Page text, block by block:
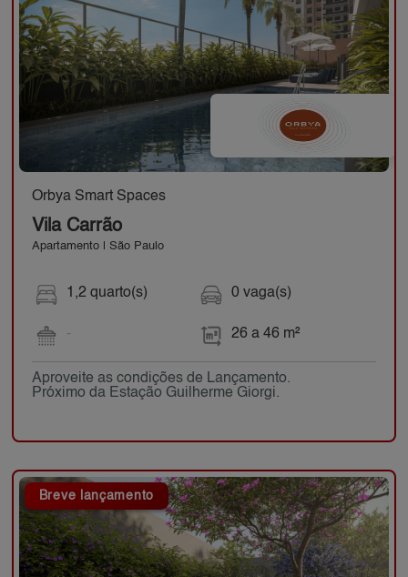
Orbya Smart Spaces
Vila Carrão
Apartamento | São Paulo
1,2 quarto(s)
-
0 vaga(s)
26 a 46 m²
Aproveite as condições de Lançamento.
Próximo da Estação Guilherme Giorgi.
Breve lançamento